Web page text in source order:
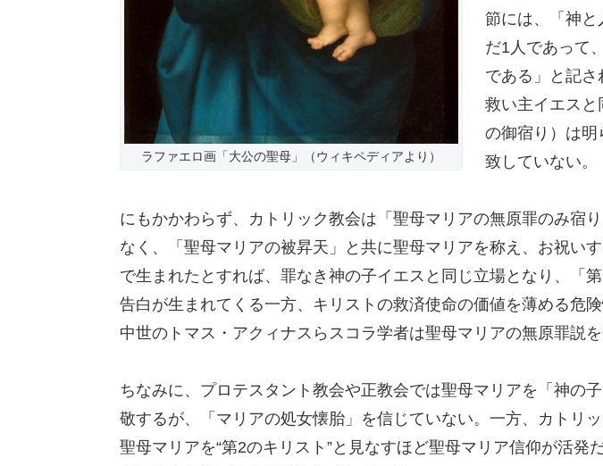
ラファエロ画「大公の聖母」（ウィキペディアより）
節には、「神と
だ1人であって
である」と記さ
救い主イエス
の御宿り）は明
致していない。
にもかかわらず、カトリック教会は「聖母マリアの無原罪のみ宿
なく、「聖母マリアの被昇天」と共に聖母マリアを称え、お祝い
で生まれたとすれば、罪なき神の子イエスと同じ立場となり、「
告白が生まれてくる一方、キリストの救済使命の価値を薄める危険
中世のトマス・アクィナスらスコラ学者は聖母マリアの無原罪説を
ちなみに、プロテスタント教会や正教会では聖母マリアを「神の
敬するが、「マリアの処女懐胎」を信じていない。一方、カトリ
聖母マリアを“第2のキリスト”と見なすほど聖母マリア信仰が活発